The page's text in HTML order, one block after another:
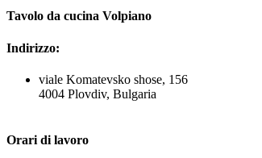
Tavolo da cucina Volpiano
Indirizzo:
viale Komatevsko shose, 156
4004 Plovdiv, Bulgaria
Orari di lavoro